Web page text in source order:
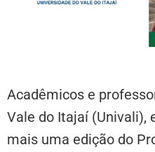
Acadêmicos e
Vale do Itajaí (Univali),
mais uma edição do